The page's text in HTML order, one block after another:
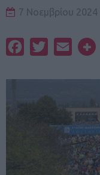
7 Νοεμβρίου 2024
FacebookTwitterEmail